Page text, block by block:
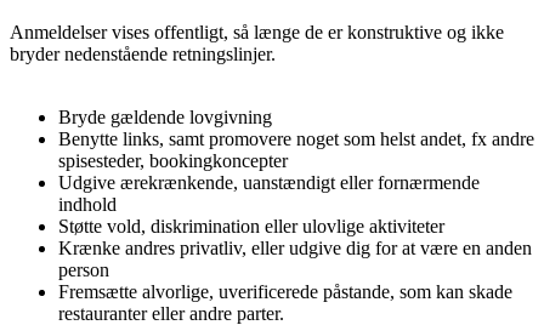
Anmeldelser vises offentligt, så længe de er konstruktive og ikke
bryder nedenstående retningslinjer.
Bryde gældende lovgivning
Benytte links, samt promovere noget som helst andet, fx andre
spisesteder, bookingkoncepter
Udgive ærekrænkende, uanstændigt eller fornærmende
indhold
Støtte vold, diskrimination eller ulovlige aktiviteter
Krænke andres privatliv, eller udgive dig for at være en anden
person
Fremsætte alvorlige, uverificerede påstande, som kan skade
restauranter eller andre parter.